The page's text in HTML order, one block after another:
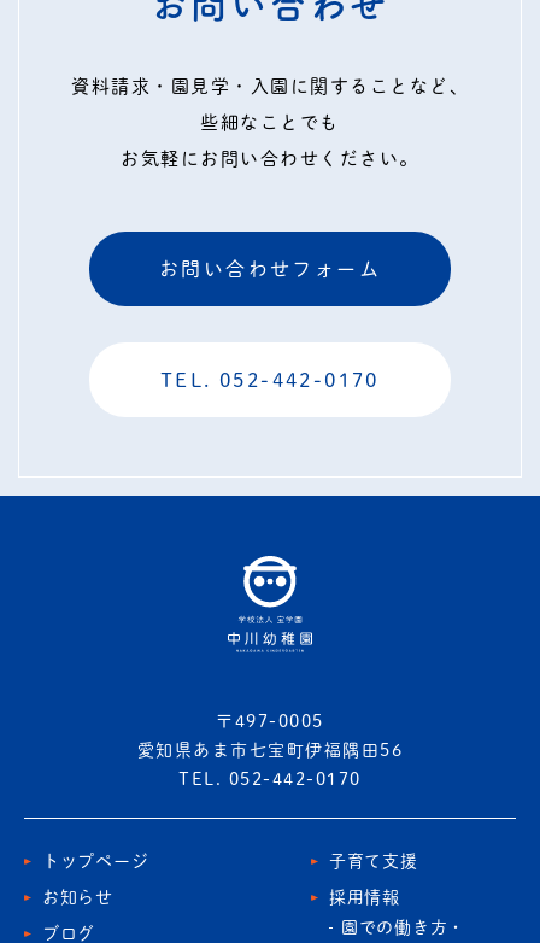
資料請求・園見学・入園に関することなど、
些細なことでも
お気軽にお問い合わせください。
お問い合わせフォーム
TEL. 052-442-0170
〒497-0005
愛知県あま市七宝町伊福隅田56
TEL. 052-442-0170
トップページ
お知らせ
ブログ
子育て支援
採用情報
園での働き方・